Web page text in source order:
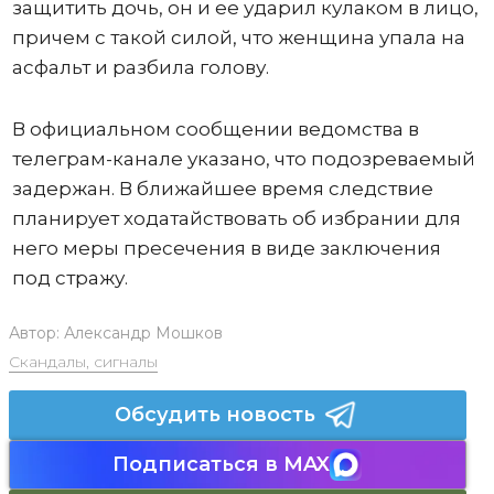
защитить дочь, он и ее ударил кулаком в лицо,
причем с такой силой, что женщина упала на
асфальт и разбила голову.
В официальном сообщении ведомства в
телеграм-канале указано, что подозреваемый
задержан. В ближайшее время следствие
планирует ходатайствовать об избрании для
него меры пресечения в виде заключения
под стражу.
Автор: Александр Мошков
Скандалы, сигналы
Обсудить новость
Подписаться в MAX